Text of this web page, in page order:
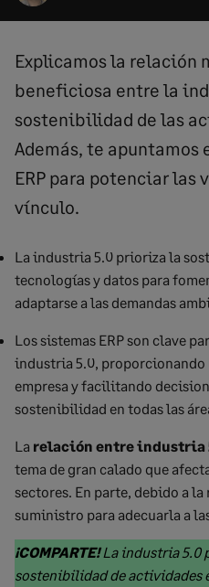
Explicamos la relación
beneficiosa entre la
sostenibilidad de las
Además, te apuntamos
ERP para potenciar las
vínculo.
La industria 5.0 prioriza la
tecnologías y datos para
adaptarse a las demandas
Los sistemas ERP son clave
industria 5.0,
empresa y facilitando
sostenibilidad en todas las
La relación entreindustria
tema de gran calado que
sectores. En parte, debido a
suministro para adecuarla a
Marked
text
¡COMPARTE!La industria 5.0
sostenibilidad de actividades